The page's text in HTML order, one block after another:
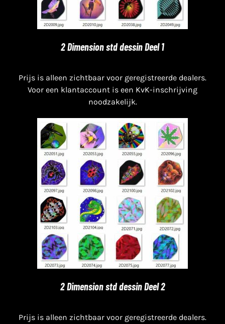
2 Dimension std dessin Deel 1
Prijs is alleen zichtbaar voor geregistreerde dealers.
Voor een klantaccount is een KvK-inschrijving
noodzakelijk.
2 Dimension std dessin Deel 2
Prijs is alleen zichtbaar voor geregistreerde dealers.